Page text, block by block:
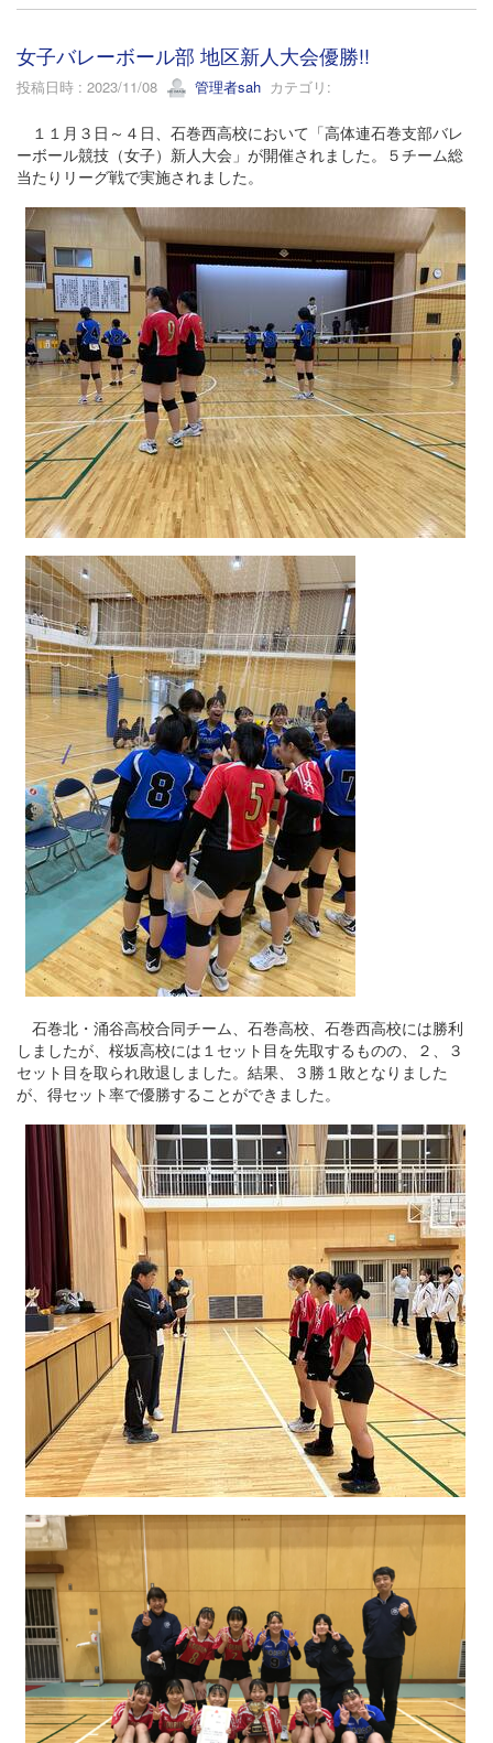
女子バレーボール部 地区新人大会優勝!!
投稿日時 : 2023/11/08 管理者sah カテゴリ:
１１月３日～４日、石巻西高校において「高体連石巻支部バレ
ーボール競技（女子）新人大会」が開催されました。５チーム総
当たりリーグ戦で実施されました。
石巻北・涌谷高校合同チーム、石巻高校、石巻西高校には勝利
しましたが、桜坂高校には１セット目を先取するものの、２、３
セット目を取られ敗退しました。結果、３勝１敗となりました
が、得セット率で優勝することができました。